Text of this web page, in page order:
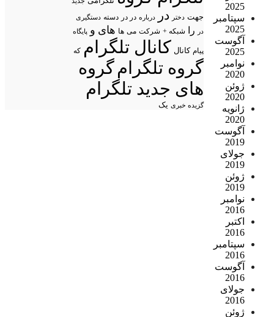
2025
سپتامبر
2025
آگوست
2025
نوامبر
2020
ژوئن
2020
ژانویه
2020
آگوست
2019
جولای
2019
ژوئن
2019
نوامبر
2016
اکتبر
2016
سپتامبر
2016
آگوست
2016
جولای
2016
ژوئن
جهت دختر در درباره در در دسته دستگیری
در
را شبکه + شرکت می ها های و پایگاه
پیام کانال کانال تلگرام که
گروه تلگرامگروه
های جدید تلگرام
گزیده خبری یک